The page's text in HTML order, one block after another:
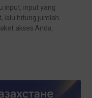
input, input yang
lalu hitung jumlah
akses Anda.